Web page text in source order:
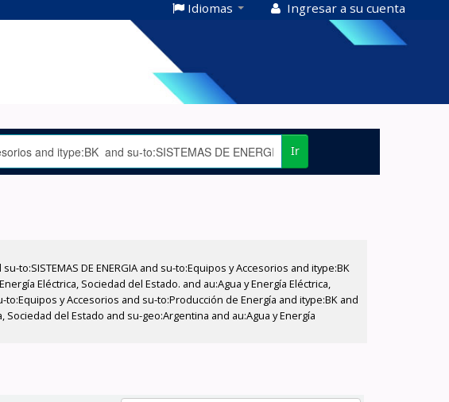
Idiomas Ingresar a su cuenta
Ir
DE ENERGIA and su-to:Equipos y Accesorios and itype:BK
Eléctrica, Sociedad del Estado. and au:Agua y Energía Eléctrica,
y Accesorios and su-to:Producción de Energía and itype:BK and
Sociedad del Estado and su-geo:Argentina and au:Agua y Energía